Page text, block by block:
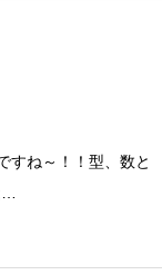
すね～！！型、数と